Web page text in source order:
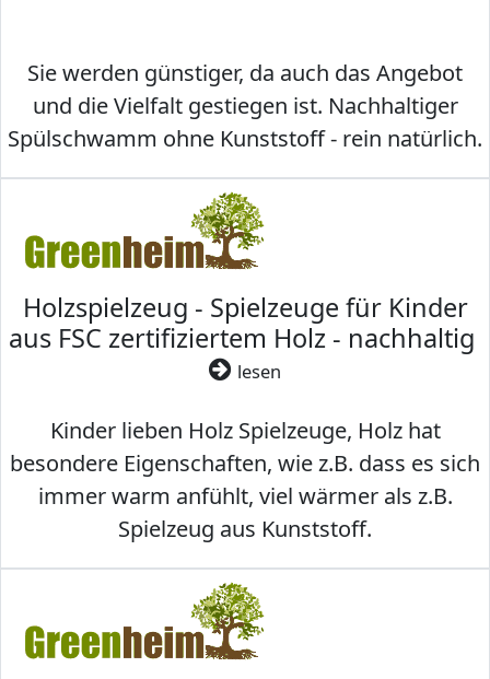
Sie werden günstiger, da auch das Angebot
und die Vielfalt gestiegen ist. Nachhaltiger
Spülschwamm ohne Kunststoff - rein natürlich.
Holzspielzeug - Spielzeuge für Kinder
aus FSC zertifiziertem Holz - nachhaltig
lesen
Kinder lieben Holz Spielzeuge, Holz hat
besondere Eigenschaften, wie z.B. dass es sich
immer warm anfühlt, viel wärmer als z.B.
Spielzeug aus Kunststoff.